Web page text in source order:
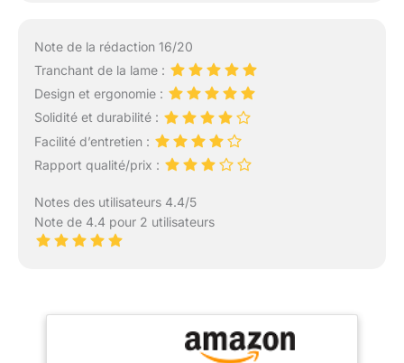
Note de la rédaction 16/20
Tranchant de la lame :
Design et ergonomie :
Solidité et durabilité :
Facilité d’entretien :
Rapport qualité/prix :
Notes des utilisateurs 4.4/5
Note de 4.4 pour 2 utilisateurs